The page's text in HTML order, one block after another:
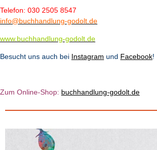
Telefon: 030 2505 8547
info@buchhandlung-godolt.de
www.buchhandlung-godolt.de
Besucht uns auch bei Instagram und Facebook!
Zum Online-Shop: buchhandlung-godolt.de